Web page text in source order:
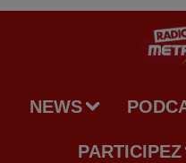
NEWS
PARTICIPEZ